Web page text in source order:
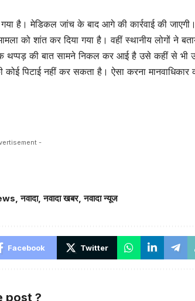
गया है। मेडिकल जांच के बाद आगे की कार्रवाई की
को शांत कर दिया गया है। वहीं स्थानीय लोगों ने
थप्पड़ की बात सामने निकल कर आई है उसे कहीं से भी
पिटाई नहीं कर सकता है। ऐसा करना
-
,नवादा,नवादा खबर,नवादा न्यूज
Facebook Twitter
post ?